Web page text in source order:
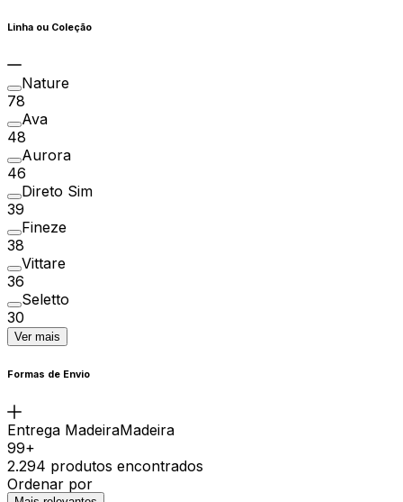
Linha ou Coleção
Nature
78
Ava
48
Aurora
46
Direto Sim
39
Fineze
38
Vittare
36
Seletto
30
Ver mais
Formas de Envio
Entrega MadeiraMadeira
99+
2.294 produtos encontrados
Ordenar por